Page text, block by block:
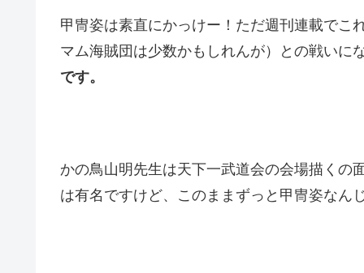
甲冑姿は素直にかっけー！ただ週刊連載でこ
マム海賊団は少数かもしれんが）との戦いに
です。
かの鳥山明先生は天下一武道会の会場描くの
は有名ですけど、このままずっと甲冑姿なん